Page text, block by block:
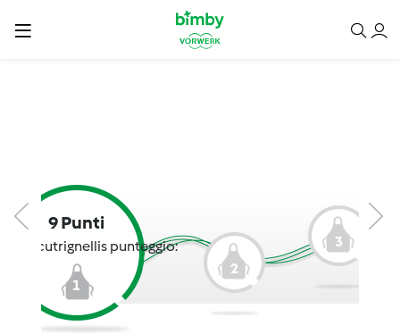
9 Punti
lucacutrignellis punteggio:
1
2
3